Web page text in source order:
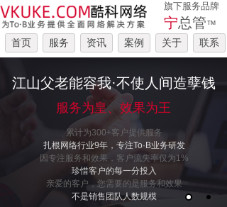
旗下服务品牌
宁总管™
首页
服务 资讯 案例 关于 联系
江山父老能容我·不使人间造孽钱
服务为皇、效果为王
累计为300+客户提供服务
扎根网络行业9年，专注To·B业务研发
因专注服务和效果，客户流失率仅为1%
珍惜客户的每一分投入
亲爱的客户，您需要的是服务和效果
不是销售团队人数规模